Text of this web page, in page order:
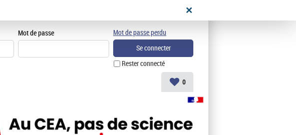
Mot de passe
Rester connecté
Mot de passe perdu
0